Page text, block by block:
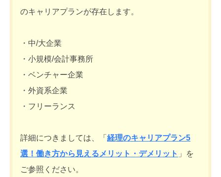
のキャリアプランが存在します。
・中/大企業
・小規模/会計事務所
・ベンチャー企業
・外資系企業
・フリーランス
詳細につきましては、「 経理のキャリアプラン5
選！働き方から見えるメリット・デメリット 」を
ご参照ください。